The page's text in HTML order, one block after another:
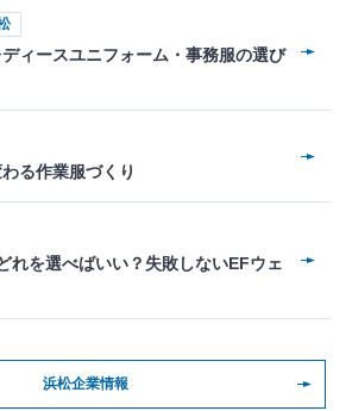
ィースユニフォーム・事務服の選び
る作業服づくり
れを選べばいい？失敗しないEFウェ
浜松企業情報